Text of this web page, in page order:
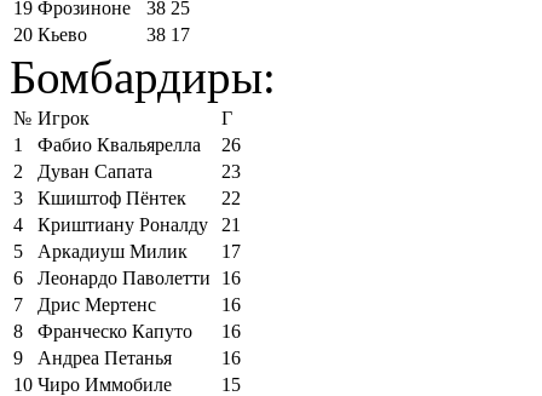
19 Фрозиноне 38 25
20 Кьево 38 17
Бомбардиры:
№ Игрок
Г
1
Фабио Квальярелла
26
2
Дуван Сапата
23
3
Кшиштоф Пёнтек
22
4
Криштиану Роналду
21
5
Аркадиуш Милик
17
6
Леонардо Паволетти
16
7
Дрис Мертенс
16
8
Франческо Капуто
16
9
Андреа Петанья
16
10 Чиро Иммобиле
15